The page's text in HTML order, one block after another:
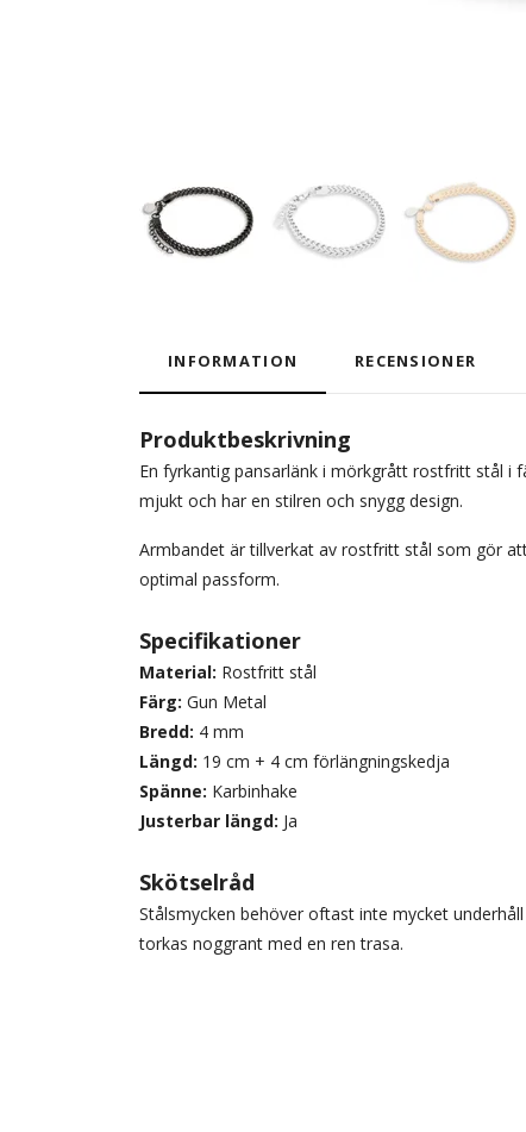
INFORMATION RECENSIONER
Produktbeskrivning
En fyrkantig pansarlänk i mörkgrått rostfritt stål i
mjukt och har en stilren och snygg design.
Armbandet är tillverkat av rostfritt stål som gör
optimal passform.
Specifikationer
Material: Rostfritt stål
Färg: Gun Metal
Bredd: 4 mm
Längd: 19 cm + 4 cm förlängningskedja
Spänne: Karbinhake
Justerbar längd: Ja
Skötselråd
Stålsmycken behöver oftast inte mycket
torkas noggrant med en ren trasa.